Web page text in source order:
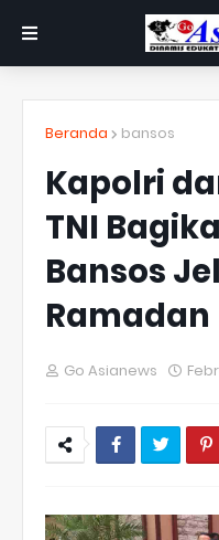
Beranda bansos
Kapolri
TNI
Bansos
Ramadan
Go Asianews